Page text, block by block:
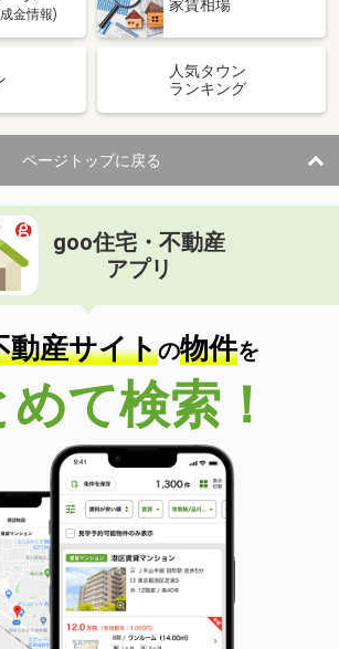
金情報)
家賃相場
人気タウン
ランキング
ページトップに戻る
goo住宅・不動産
アプリ
動産サイトの物件を
めて検索！